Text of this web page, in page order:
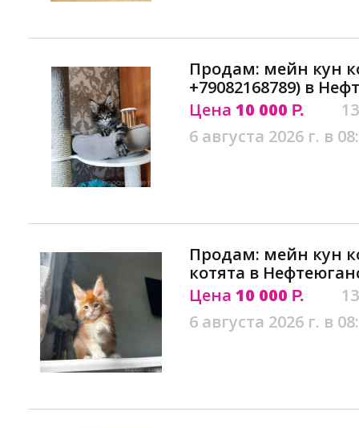
Продам: мейн кун
+79082168789) в
Цена 10 000 Р.
6 августа 2026 г. в
Продам: мейн кун
котята в
Цена 10 000 Р.
6 августа 2026 г. в